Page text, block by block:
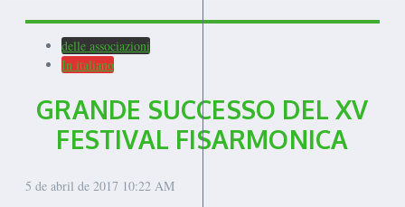
delle associazioni
In italiano
GRANDE SUCCESSO DEL XV
FESTIVAL FISARMONICA
5 de abril de 2017 10:22 AM